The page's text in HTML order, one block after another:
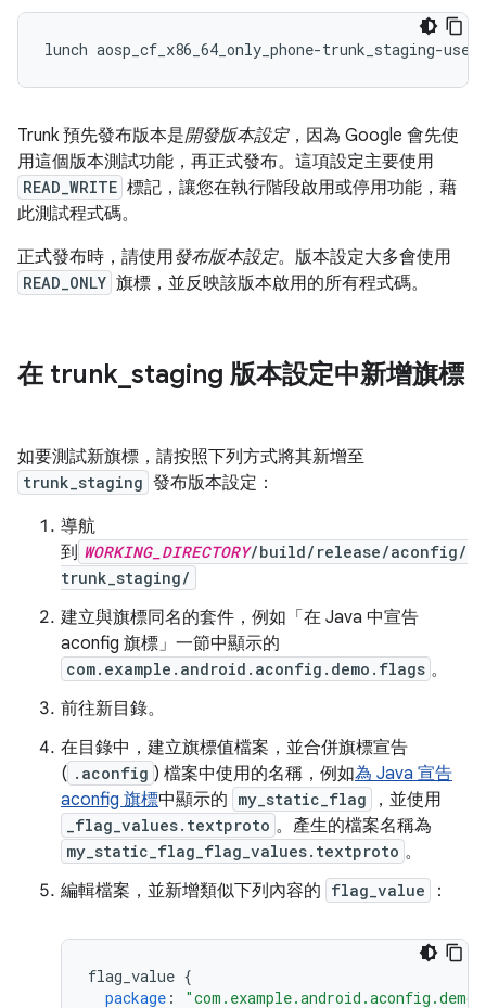
Trunk 預先發布版本是開發版本設定，因為 Google 會先使
用這個版本測試功能，再正式發布。這項設定主要使用
READ_WRITE 標記，讓您在執行階段啟用或停用功能，藉
此測試程式碼。
正式發布時，請使用發布版本設定。版本設定大多會使用
READ_ONLY 旗標，並反映該版本啟用的所有程式碼。
在 trunk staging 版本設定中新增旗標
如要測試新旗標，請按照下列方式將其新增至
trunk_staging 發布版本設定：
導航
到 WORKING_DIRECTORY/build/release/aconfig/
trunk_staging/
建立與旗標同名的套件，例如「在 Java 中宣告
aconfig 旗標」 一節中顯示的
com.example.android.aconfig.demo.flags 。
前往新目錄。
在目錄中，建立旗標值檔案，並合併旗標宣告
( .aconfig ) 檔案中使用的名稱，例如為 Java 宣告
aconfig 旗標中顯示的 my_static_flag ，並使用
_flag_values.textproto 。產生的檔案名稱為
my_static_flag_flag_values.textproto 。
編輯檔案，並新增類似下列內容的 flag_value ：
flag_value {
package :